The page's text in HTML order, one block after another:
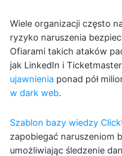
Wiele organizacji często
ryzyko naruszenia
Ofiarami takich ataków
jak LinkedIn i
ujawnienia ponad pół
w dark web.
Szablon bazy wiedzy
zapobiegać naruszeniom
umożliwiając śledzenie